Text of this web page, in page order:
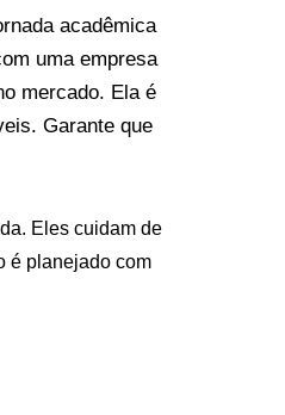
acadêmica
uma empresa
mercado. Ela é
Garante que
Eles cuidam de
é planejado com